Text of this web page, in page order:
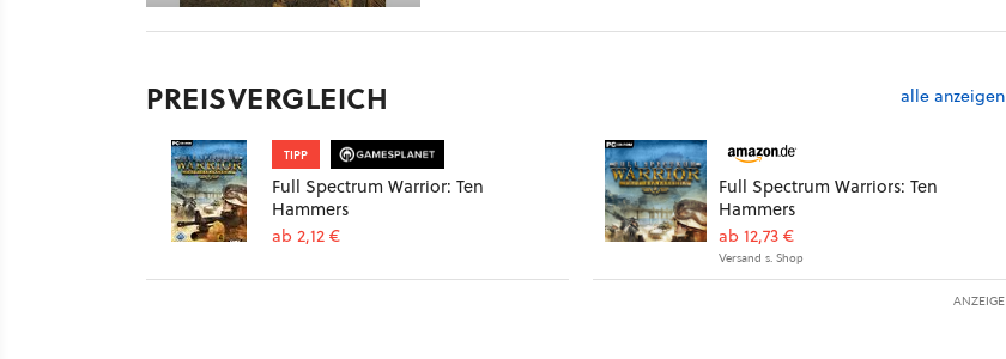
PREISVERGLEICH alle anzeigen
TIPP
Full Spectrum Warrior: Ten
Hammers
ab 2,12 €
Full Spectrum Warriors: Ten
Hammers
ab 12,73 €
Versand s. Shop
ANZEIGE